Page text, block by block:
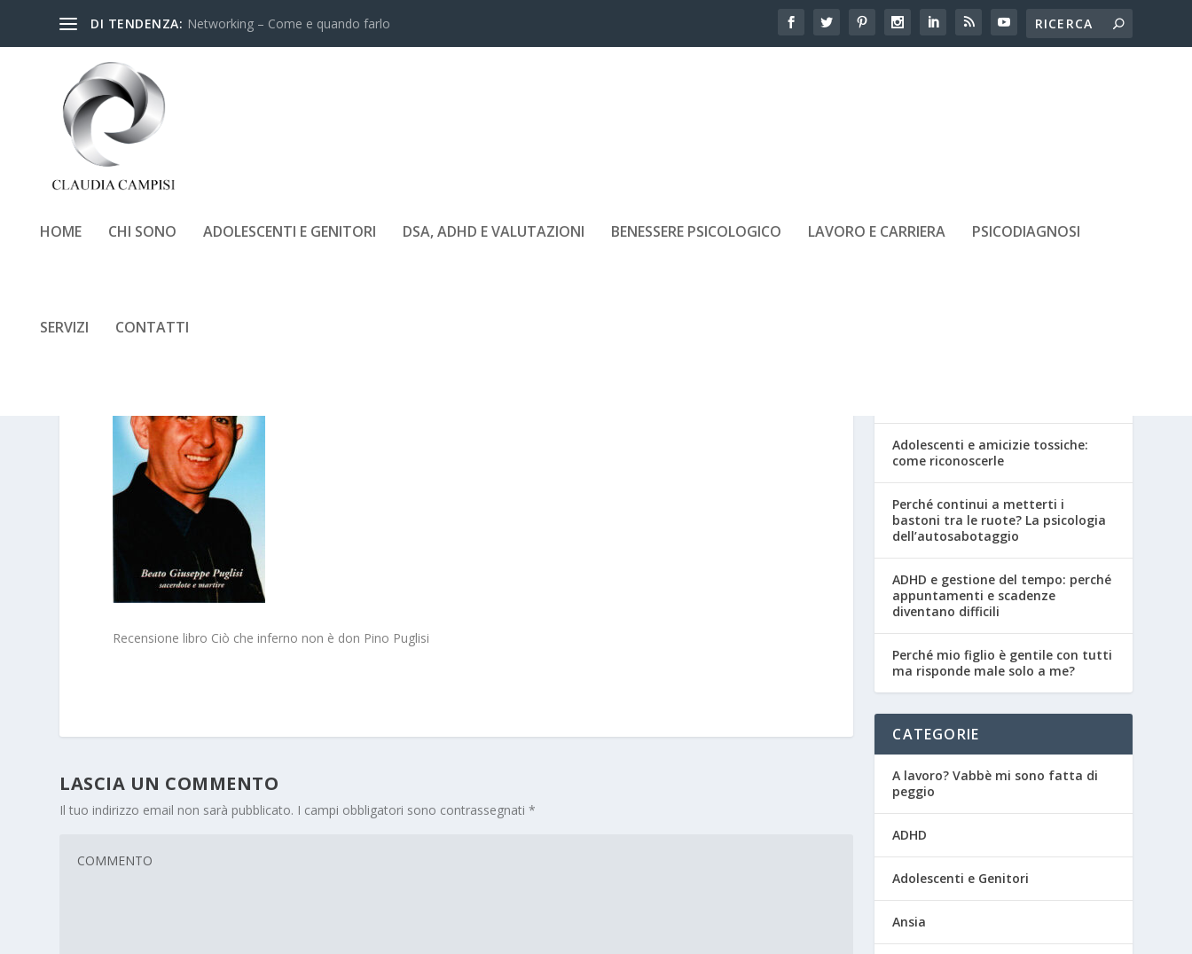
DI TENDENZA: Networking – Come e quando farlo
HOME CHI SONO ADOLESCENTI E GENITORI DSA, ADHD E VALUTAZIONI BENESSERE PSICOLOGICO LAVORO E CARRIERA PSICODIAGNOSI
SERVIZI CONTATTI
Recensione libro Ciò che inferno non è don Pino Puglisi
LASCIA UN COMMENTO
Il tuo indirizzo email non sarà pubblicato. I campi obbligatori sono contrassegnati*
Adolescenti e amicizie tossiche:
come riconoscerle
Perché continui a metterti i
bastoni tra le ruote? La psicologia
dell’autosabotaggio
ADHD e gestione del tempo: perché
appuntamenti e scadenze
diventano difficili
Perché mio figlio è gentile con tutti
ma risponde male solo a me?
CATEGORIE
A lavoro? Vabbè mi sono fatta di
peggio
ADHD
Adolescenti e Genitori
Ansia